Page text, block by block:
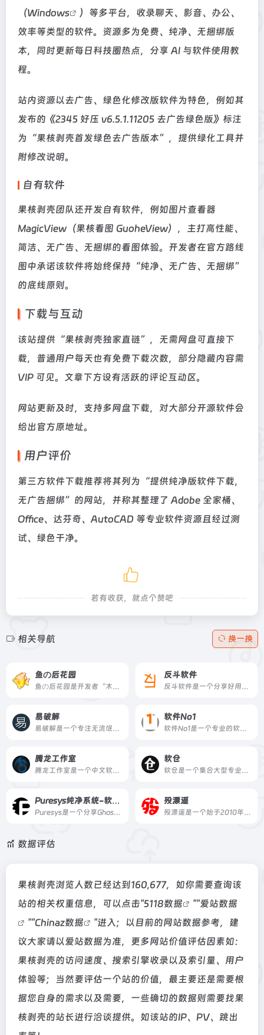
（Windows
）等多平台，收录聊天、影音、办公、
效率等类型的软件。资源多为免费、纯净、无捆绑版
本，同时更新每日科技圈热点，分享 AI 与软件使用教
程。
站内资源以去广告、绿色化修改版软件为特色，例如其
发布的《2345 好压 v6.5.1.11205 去广告绿色版》标注
为“果核剥壳首发绿色去广告版本”，提供绿化工具并
附修改说明。
自有软件
果核剥壳团队还开发自有软件，例如图片查看器
MagicView（果核看图 GuoheView），主打高性能、
简洁、无广告、无捆绑的看图体验。开发者在官方路线
图中承诺该软件将始终保持“纯净、无广告、无捆绑”
的底线原则。
下载与互动
该站提供“果核剥壳独家直链”，无需网盘可直接下
载，普通用户每天也有免费下载次数，部分隐藏内容需
VIP 可见。文章下方设有活跃的评论互动区。
网站更新及时，支持多网盘下载，对大部分开源软件会
给出官方原地址。
用户评价
第三方软件下载推荐将其列为“提供纯净版软件下载，
无广告捆绑”的网站，并称其整理了 Adobe 全家桶、
Office、达芬奇、AutoCAD 等专业软件资源且经过测
试、绿色干净。
若有收获，就点个赞吧
相关导航 换一换
鱼の后花园
鱼の后花园是开发者“木鱼”维护的个人软件网站，汇集了数十款免费工具软件，涵盖网络工具、桌面美化、开发人员工具等，并提供汉化版与开发组件。
反斗软件
反斗软件是一个分享好用且免费的个人软件和绿色软件的个人博客，涵盖 Mac 和 Windows 平台，提供软件介绍、限免信息及实用工具推荐。
易破解
易破解是一个专注无流氓绿色软件分享、游戏下载、电脑技术、经验教程的网站，提供安全纯净的下载内容。
软件No1
软件No1是一个专业的软件信息发布网站，自2010年上线，专注于介绍各类优秀的免费软件、在线工具、软件使用技巧及优惠活动，内容以原创和翻译为主。
腾龙工作室
腾龙工作室是一个中文软件与技术教程网站，由站长个人独立运营，专注于分享干净、可持续的软件及配套的实操教程，适合创作者与技术爱好者。
软仓
软仓是一个集合大型专业软件的导航与下载网站，提供软件介绍和安装教程，覆盖 Adobe、AutoCAD、3ds Max 等专业软件，适合学生、设计师、工程师等用户。
Puresys纯净系统-软件下载
Puresys是一个分享Ghost系统与PC软件资源的博客，致力于免费提供优质的去广告绿色软件、常用的破解优化软件，以及各类经验教程。
殁漂遥
殁漂遥是一个始于2010年的软件资源分享网站，专注收藏与分享绿色便携免安装软件，所有资源经站长亲自使用后分享，注重安全与可用性。
数据评估
果核剥壳浏览人数已经达到160,677，如你需要查询该
站的相关权重信息，可以点击"5118数据 ""爱站数据
""Chinaz数据
"进入；以目前的网站数据参考，建
议大家请以爱站数据为准，更多网站价值评估因素如：
果核剥壳的访问速度、搜索引擎收录以及索引量、用户
体验等；当然要评估一个站的价值，最主要还是需要根
据您自身的需求以及需要，一些确切的数据则需要找果
核剥壳的站长进行洽谈提供。如该站的IP、PV、跳出